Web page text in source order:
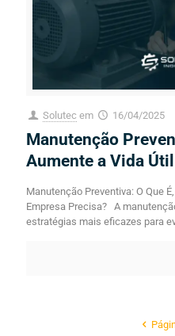
Solutec em 16/04/2025
Manutenção
Aumente a Vida
Manutenção Preventiva: O Que
Empresa Precisa? A
estratégias mais eficazes para